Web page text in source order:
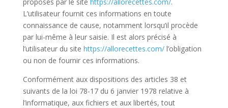
L’utilisateur fournit ces informations en toute
connaissance de cause, notamment lorsqu’il procède
par lui-même à leur saisie. Il est alors précisé à
l’utilisateur du site https://allorecettes.com/l’obligation
ou non de fournir ces informations.
Conformément aux dispositions des articles 38 et
suivants de la loi 78-17 du 6 janvier 1978 relative à
l’informatique, aux fichiers et aux libertés, tout